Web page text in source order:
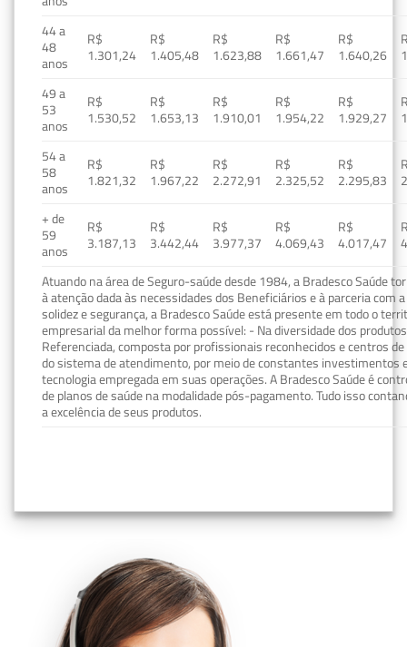
44 a
48
anos
R$
1.301,24
R$
1.405,48
R$
1.623,88
R$
1.661,47
R$
1.640,26
49 a
53
anos
R$
1.530,52
R$
1.653,13
R$
1.910,01
R$
1.954,22
R$
1.929,27
54 a
58
anos
R$
1.821,32
R$
1.967,22
R$
2.272,91
R$
2.325,52
R$
2.295,83
+ de
59
anos
R$
3.187,13
R$
3.442,44
R$
3.977,37
R$
4.069,43
R$
4.017,47
Atuando na área de Seguro-saúde desde 1984, a Bradesco Saúde
à atenção dada às necessidades dos Beneficiários e à parceria com
solidez e segurança, a Bradesco Saúde está presente em todo o
empresarial da melhor forma possível: - Na diversidade dos
Referenciada, composta por profissionais reconhecidos e centros
do sistema de atendimento, por meio de constantes investimentos
tecnologia empregada em suas operações. A Bradesco Saúde é
de planos de saúde na modalidade pós-pagamento. Tudo isso
a excelência de seus produtos.